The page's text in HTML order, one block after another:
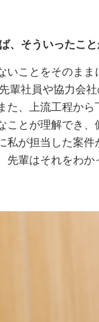
、そういったこ
いことをそのま
輩社員や協力会
た、上流工程か
ことが理解でき
私が担当した案
先輩はそれをわ